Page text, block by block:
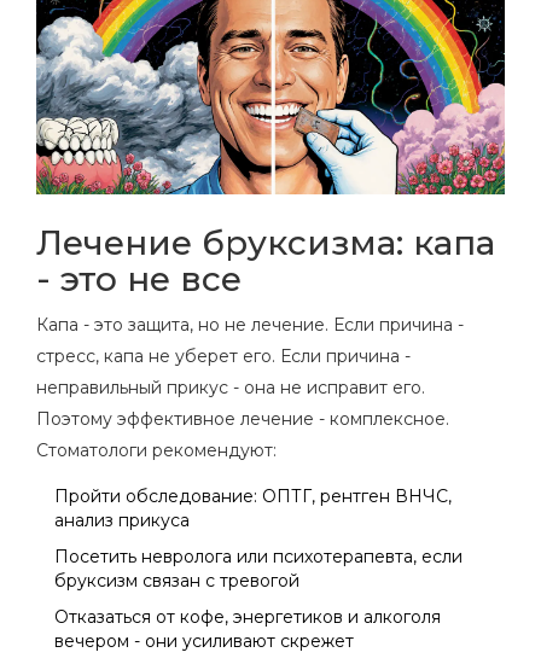
Лечение бруксизма: капа
- это не все
Капа - это защита, но не лечение. Если причина -
стресс, капа не уберет его. Если причина -
неправильный прикус - она не исправит его.
Поэтому эффективное лечение - комплексное.
Стоматологи рекомендуют:
Пройти обследование: ОПТГ, рентген ВНЧС,
анализ прикуса
Посетить невролога или психотерапевта, если
бруксизм связан с тревогой
Отказаться от кофе, энергетиков и алкоголя
вечером - они усиливают скрежет